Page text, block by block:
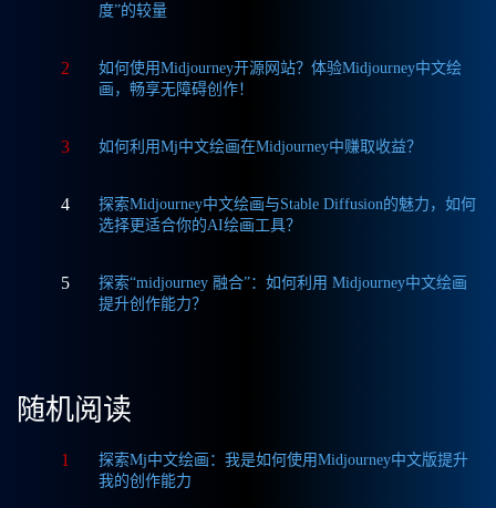
度”的较量
2
如何使用Midjourney开源网站？体验Midjourney中文绘
画，畅享无障碍创作！
3 如何利用Mj中文绘画在Midjourney中赚取收益？
4
探索Midjourney中文绘画与Stable Diffusion的魅力，如何
选择更适合你的AI绘画工具？
5
探索“midjourney 融合”：如何利用 Midjourney中文绘画
提升创作能力？
随机阅读
1
探索Mj中文绘画：我是如何使用Midjourney中文版提升
我的创作能力